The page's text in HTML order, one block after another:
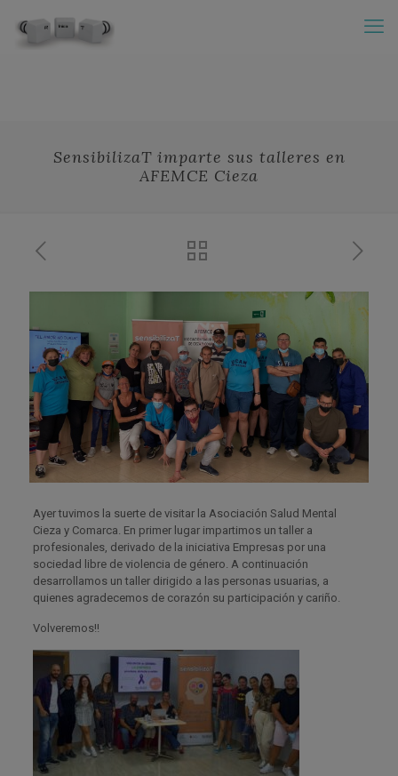
SensibilizaT imparte sus talleres en
AFEMCE Cieza
Ayer tuvimos la suerte de visitar la Asociación Salud Mental
Cieza y Comarca. En primer lugar impartimos un taller a
profesionales, derivado de la iniciativa Empresas por una
sociedad libre de violencia de género. A continuación
desarrollamos un taller dirigido a las personas usuarias, a
quienes agradecemos de corazón su participación y cariño.
Volveremos!!